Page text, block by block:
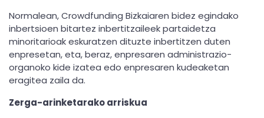
Normalean, Crowdfunding Bizkaiaren bidez egindako
inbertsioen bitartez inbertitzaileek partaidetza
minoritarioak eskuratzen dituzte inbertitzen duten
enpresetan, eta, beraz, enpresaren administrazio-
organoko kide izatea edo enpresaren kudeaketan
eragitea zaila da.
Zerga-arinketarako arriskua